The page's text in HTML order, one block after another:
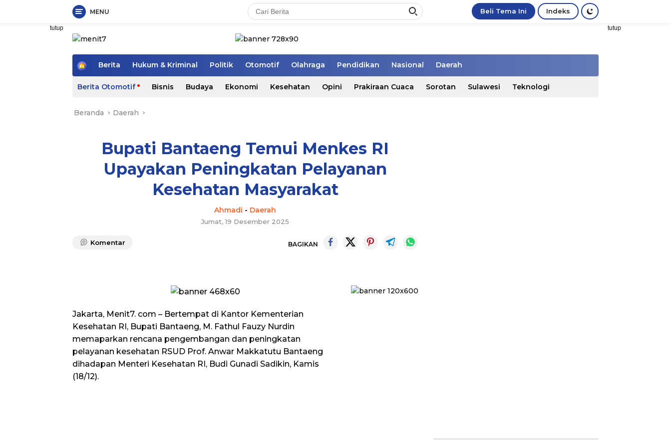
MENU Beli Tema Ini Indeks
tutup tutup
H
m
e
Berita Hukum & Kriminal Politik Otomotif Olahraga Pendidikan Nasional Daerah
Berita Otomotif Bisnis Budaya Ekonomi Kesehatan Opini Prakiraan Cuaca Sorotan Sulawesi Teknologi
Beranda Daerah
Bupati Bantaeng Temui Menkes RI
Upayakan Peningkatan Pelayanan
Kesehatan Masyarakat
Ahmadi - Daerah
Jumat, 19 Desember 2025
Komentar BAGIKAN
Jakarta, Menit7. com – Bertempat di Kantor Kementerian
Kesehatan RI, Bupati Bantaeng, M. Fathul Fauzy Nurdin
memaparkan rencana pengembangan dan peningkatan
pelayanan kesehatan RSUD Prof. Anwar Makkatutu Bantaeng
dihadapan Menteri Kesehatan RI, Budi Gunadi Sadikin, Kamis
(18/12).